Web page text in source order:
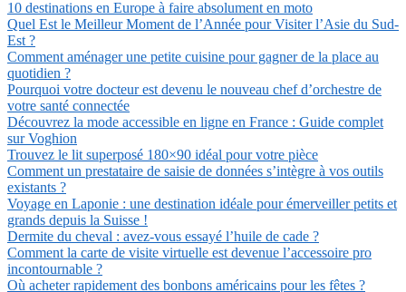
10 destinations en Europe à faire absolument en moto
Quel Est le Meilleur Moment de l’Année pour Visiter l’Asie du Sud-
Est ?
Comment aménager une petite cuisine pour gagner de la place au
quotidien ?
Pourquoi votre docteur est devenu le nouveau chef d’orchestre de
votre santé connectée
Découvrez la mode accessible en ligne en France : Guide complet
sur Voghion
Trouvez le lit superposé 180×90 idéal pour votre pièce
Comment un prestataire de saisie de données s’intègre à vos outils
existants ?
Voyage en Laponie : une destination idéale pour émerveiller petits et
grands depuis la Suisse !
Dermite du cheval : avez-vous essayé l’huile de cade ?
Comment la carte de visite virtuelle est devenue l’accessoire pro
incontournable ?
Où acheter rapidement des bonbons américains pour les fêtes ?